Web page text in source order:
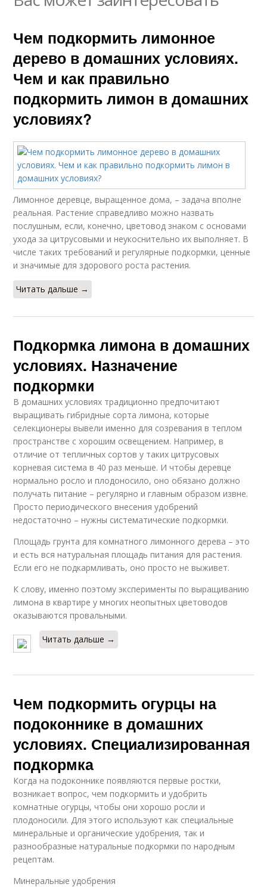
Чем подкормить лимонное
дерево в домашних условиях.
Чем и как правильно
подкормить лимон в домашних
условиях?
Лимонное деревце, выращенное дома, – задача вполне
реальная. Растение справедливо можно назвать
послушным, если, конечно, цветовод знаком с основами
ухода за цитрусовыми и неукоснительно их выполняет. В
числе таких требований и регулярные подкормки, ценные
и значимые для здорового роста растения.
Читать дальше →
Подкормка лимона в домашних
условиях. Назначение
подкормки
В домашних условиях традиционно предпочитают
выращивать гибридные сорта лимона, которые
селекционеры вывели именно для созревания в теплом
пространстве с хорошим освещением. Например, в
отличие от тепличных сортов у таких цитрусовых
корневая система в 40 раз меньше. И чтобы деревце
нормально росло и плодоносило, оно обязано должно
получать питание – регулярно и главным образом извне.
Просто периодического внесения удобрений
недостаточно – нужны систематические подкормки.
Площадь грунта для комнатного лимонного дерева – это
и есть вся натуральная площадь питания для растения.
Если его не подкармливать, оно просто не выживет.
К слову, именно поэтому эксперименты по выращиванию
лимона в квартире у многих неопытных цветоводов
оказываются провальными.
Читать дальше →
Чем подкормить огурцы на
подоконнике в домашних
условиях. Специализированная
подкормка
Когда на подоконнике появляются первые ростки,
возникает вопрос, чем подкормить и удобрить
комнатные огурцы, чтобы они хорошо росли и
плодоносили. Для этого используют как специальные
минеральные и органические удобрения, так и
разнообразные натуральные подкормки по народным
рецептам.
Минеральные удобрения